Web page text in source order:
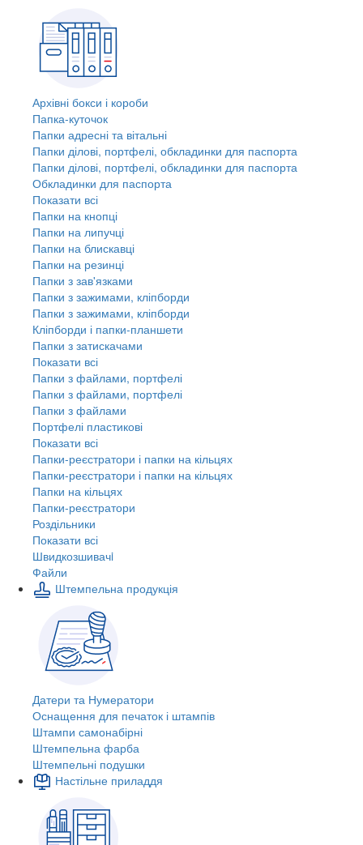
Архівні бокси і короби
Папка-куточок
Папки адресні та вітальні
Папки ділові, портфелі, обкладинки для паспорта
Папки ділові, портфелі, обкладинки для паспорта
Обкладинки для паспорта
Показати всі
Папки на кнопці
Папки на липучці
Папки на блискавці
Папки на резинці
Папки з зав'язками
Папки з зажимами, кліпборди
Папки з зажимами, кліпборди
Кліпборди і папки-планшети
Папки з затискачами
Показати всі
Папки з файлами, портфелі
Папки з файлами, портфелі
Папки з файлами
Портфелі пластикові
Показати всі
Папки-реєстратори і папки на кільцях
Папки-реєстратори і папки на кільцях
Папки на кільцях
Папки-реєстратори
Роздільники
Показати всі
Швидкозшивачi
Файли
Штемпельна продукція
Датери та Нумератори
Оснащення для печаток і штампів
Штампи самонабірні
Штемпельна фарба
Штемпельні подушки
Настільне приладдя